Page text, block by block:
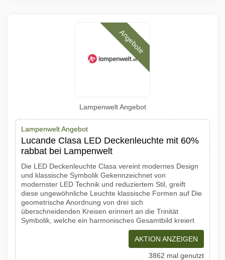
Angebote
Lampenwelt Angebot
Lampenwelt Angebot
Lucande Clasa LED Deckenleuchte mit 60%
rabbat bei Lampenwelt
Die LED Deckenleuchte Clasa vereint modernes Design
und klassische Symbolik Gekennzeichnet von
modernster LED Technik und reduziertem Stil, greift
diese ungewöhnliche Leuchte klassische Formen auf Die
geometrische Anordnung von drei sich
überschneidenden Kreisen erinnert an die Trinität
Symbolik, welche ein harmonisches Gesamtbild kreiert
AKTION ANZEIGEN
3862 mal genutzt